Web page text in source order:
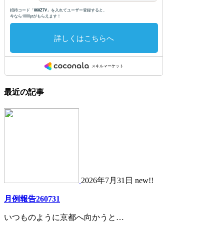
最近の記事
2026年7月31日 new!!
月例報告260731
いつものように京都へ向かうと…